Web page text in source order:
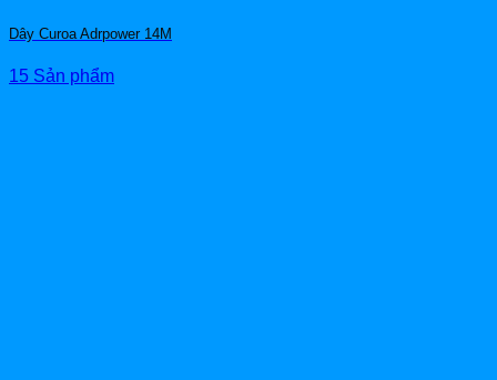
Dây Curoa Adrpower 14M
15 Sản phẩm